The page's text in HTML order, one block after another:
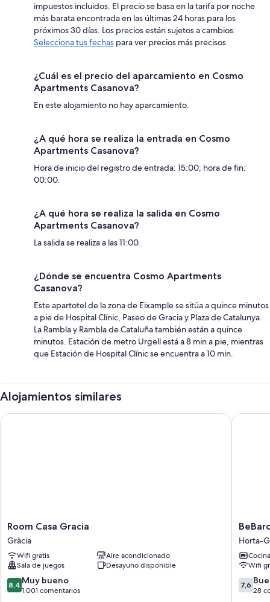
impuestos incluidos. El precio se basa en la tarifa por noche
más barata encontrada en las últimas 24 horas para los
próximos 30 días. Los precios están sujetos a cambios.
Selecciona tus fechas para ver precios más precisos.
¿Cuál es el precio del aparcamiento en Cosmo
Apartments Casanova?
En este alojamiento no hay aparcamiento.
¿A qué hora se realiza la entrada en Cosmo
Apartments Casanova?
Hora de inicio del registro de entrada: 15:00; hora de fin:
00:00.
¿A qué hora se realiza la salida en Cosmo
Apartments Casanova?
La salida se realiza a las 11:00.
¿Dónde se encuentra Cosmo Apartments
Casanova?
Este apartotel de la zona de Eixample se sitúa a quince minutos
a pie de Hospital Clínic, Paseo de Gracia y Plaza de Catalunya.
La Rambla y Rambla de Cataluña también están a quince
minutos. Estación de metro Urgell está a 8 min a pie, mientras
que Estación de Hospital Clínic se encuentra a 10 min.
Alojamientos similares
Room
Casa
Gracia
Gràcia
Room Casa Gracia
Gràcia
Wifi gratis
Aire acondicionado
Sala de juegos
Desayuno disponible
8.4
sobre
8,4 Muy bueno
1.001 comentarios
Room Casa Gracia
Horta-
Horta-
Cocina
Wifi
7.6
sobre
7,6
28